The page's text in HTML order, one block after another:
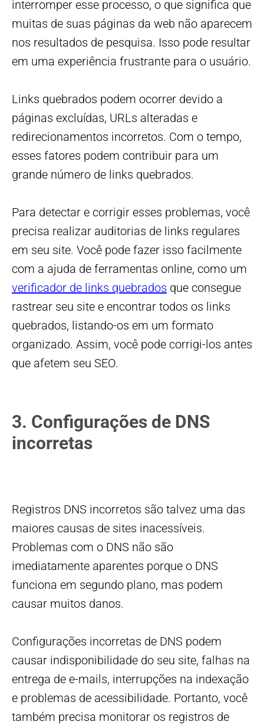
interromper esse processo, o que significa que
muitas de suas páginas da web não aparecem
nos resultados de pesquisa. Isso pode resultar
em uma experiência frustrante para o usuário.
Links quebrados podem ocorrer devido a
páginas excluídas, URLs alteradas e
redirecionamentos incorretos. Com o tempo,
esses fatores podem contribuir para um
grande número de links quebrados.
Para detectar e corrigir esses problemas, você
precisa realizar auditorias de links regulares
em seu site. Você pode fazer isso facilmente
com a ajuda de ferramentas online, como um
verificador de links quebrados que consegue
rastrear seu site e encontrar todos os links
quebrados, listando-os em um formato
organizado. Assim, você pode corrigi-los antes
que afetem seu SEO.
3. Configurações de DNS
incorretas
Registros DNS incorretos são talvez uma das
maiores causas de sites inacessíveis.
Problemas com o DNS não são
imediatamente aparentes porque o DNS
funciona em segundo plano, mas podem
causar muitos danos.
Configurações incorretas de DNS podem
causar indisponibilidade do seu site, falhas na
entrega de e-mails, interrupções na indexação
e problemas de acessibilidade. Portanto, você
também precisa monitorar os registros de